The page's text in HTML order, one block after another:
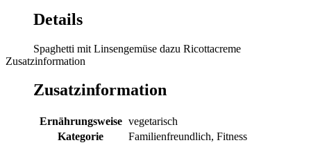
Details
Spaghetti mit Linsengemüse dazu Ricottacreme
Zusatzinformation
Zusatzinformation
Ernährungsweise vegetarisch
Kategorie
Familienfreundlich, Fitness